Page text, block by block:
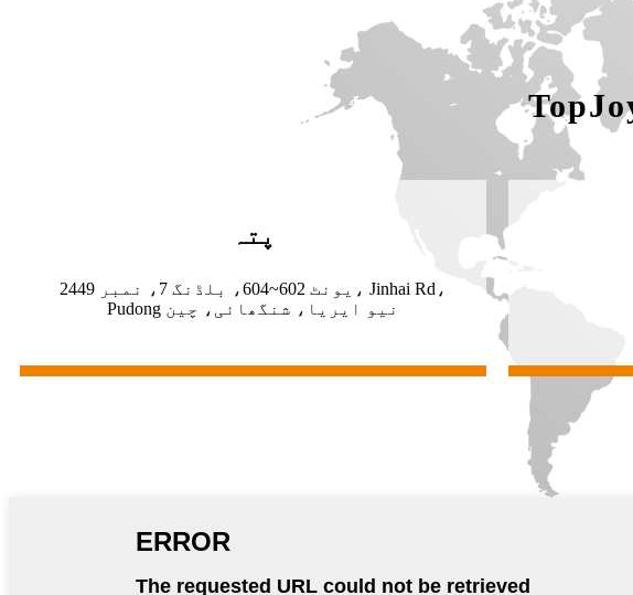
پتہ
یونٹ 602~604، بلڈنگ 7، نمبر 2449، Jinhai Rd،
Pudong نیو ایریا، شنگھائی، چین